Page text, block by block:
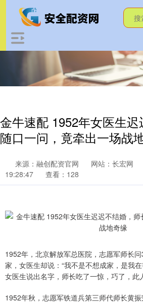
金牛速配 1952年女医生
随口一问，竟牵出一场战
来源：融创配资官网 网站：长宏网
19:28:47
查看：128
1952年，北京解放军总医院，志愿军师长
家，女医生却说：“我不是不想成家，是我在
女医生说出名字，师长吃了一惊，巧了，此
1952年秋，志愿军铁道兵第三师代师长黄